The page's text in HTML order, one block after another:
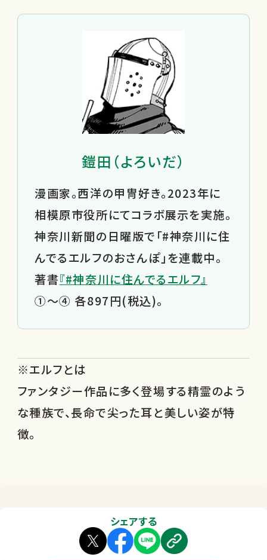
鎧田（よろいだ）
漫画家。西洋の甲冑好き。2023年に
相模原市役所にてコラボ展示を実施。
神奈川新聞の日曜版で「#神奈川に住
んでるエルフのおさんぽ」を連載中。
著書『#神奈川に住んでるエルフ』
①～④ 各897円(税込)。
※エルフとは
ファンタジー作品に多く登場する精霊のよう
な種族で、長命で尖った耳と美しい姿が特
徴。
シェアする